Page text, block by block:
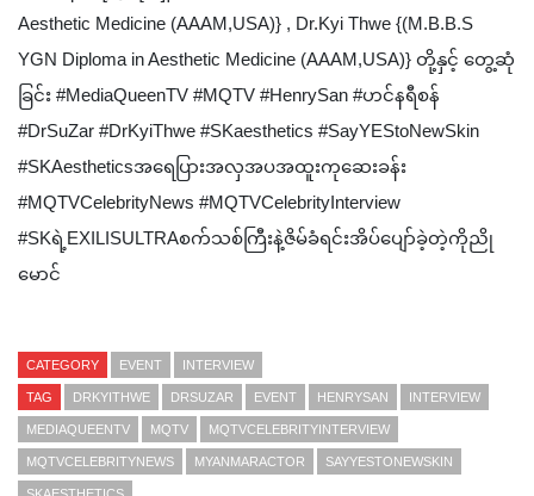
Aesthetic Medicine (AAAM,USA)} , Dr.Kyi Thwe {(M.B.B.S
YGN Diploma in Aesthetic Medicine (AAAM,USA)} တို့နှင့် တွေ့ဆုံ
ခြင်း #MediaQueenTV #MQTV #HenrySan #ဟင်နရီစန်
#DrSuZar #DrKyiThwe #SKaesthetics #SayYEStoNewSkin
#SKAestheticsအရေပြားအလှအပအထူးကုဆေးခန်း
#MQTVCelebrityNews #MQTVCelebrityInterview
#SKရဲ့EXILISULTRAစက်သစ်ကြီးနဲ့ဇိမ်ခံရင်းအိပ်ပျော်ခဲ့တဲ့ကိုညို
မောင်
CATEGORY EVENT INTERVIEW
TAG DRKYITHWE DRSUZAR EVENT HENRYSAN INTERVIEW
MEDIAQUEENTV MQTV MQTVCELEBRITYINTERVIEW
MQTVCELEBRITYNEWS MYANMARACTOR SAYYESTONEWSKIN